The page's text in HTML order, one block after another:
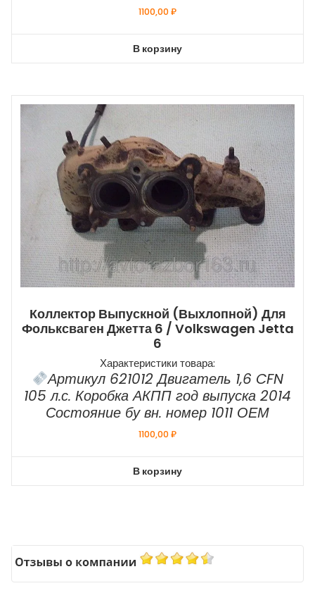
1100,00₽
В корзину
Коллектор Выпускной (выхлопной) Для
Фольксваген Джетта 6 / Volkswagen Jetta
6
Характеристики товара:
Артикул 621012 Двигатель 1,6 CFN
105 л.с. Коробка АКПП год выпуска 2014
Состояние бу вн. номер 1011 ОЕМ
1100,00₽
В корзину